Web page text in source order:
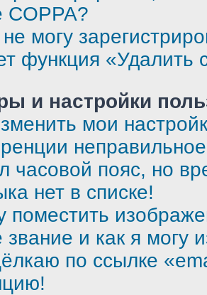
COPPA?
могу
функция «Удалить
и настройки
мои
часовой пояс, но
нет в списке!
поместить
звание и как я могу
по ссылке